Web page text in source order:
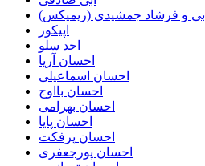
ابی و فرشاد جمشیدی (ریمیکس)
اپیکور
احد سلو
احسان آریا
احسان اسماعیلی
احسان بااوج
احسان بهرامی
احسان پایا
احسان پرفکت
احسان پورجعفری